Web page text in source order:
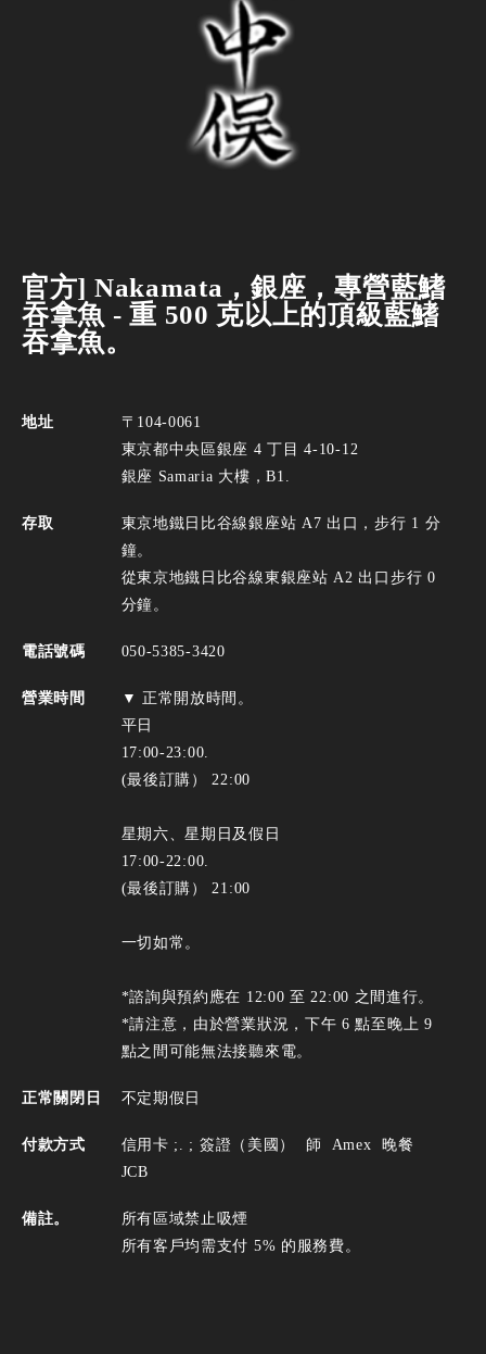
官方] Nakamata，銀座，專營藍鰭
吞拿魚 - 重 500 克以上的頂級藍鰭
吞拿魚。
地址
〒104-0061
東京都中央區銀座 4 丁目 4-10-12
銀座 Samaria 大樓，B1.
存取
東京地鐵日比谷線銀座站 A7 出口，步行 1 分
鐘。
從東京地鐵日比谷線東銀座站 A2 出口步行 0
分鐘。
電話號碼 050-5385-3420
營業時間
▼ 正常開放時間。
平日
17:00-23:00.
(最後訂購） 22:00
星期六、星期日及假日
17:00-22:00.
(最後訂購） 21:00
一切如常。
*諮詢與預約應在 12:00 至 22:00 之間進行。
*請注意，由於營業狀況，下午 6 點至晚上 9
點之間可能無法接聽來電。
正常關閉日 不定期假日
付款方式 信用卡 ;. ; 簽證（美國） 師 Amex
晚餐
JCB
備註。
所有區域禁止吸煙
所有客戶均需支付 5% 的服務費。